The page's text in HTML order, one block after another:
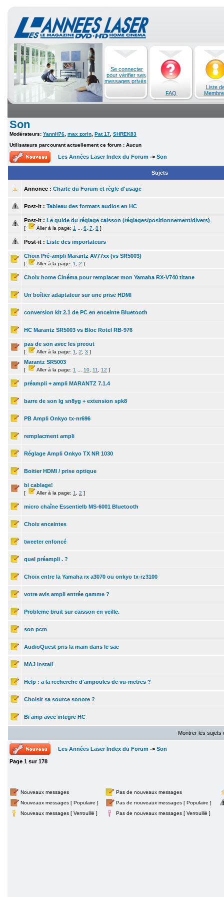
Se connecter
pour vérifier ses
messages privés
FAQ
Liste
Son
Modérateurs: YannH76 max zorin Pat 17 SHREK83
Utilisateurs parcourant actuellement ce forum : Aucun
Les Années Laser Index du Forum -> Son
Sujets
Annonce : Charte du Forum et régle d'usage
Post-it : Tableau des formats audios en HC
Post-it : Le guide du réglage caisson (réglages/positionnement/divers)
[ Aller à la page: 1 6 7 8 ]
Post-it : Liste des importateurs
Choix Pré-ampli Marantz AV77xx (vs SR5003)
[ Aller à la page: 1 2 ]
Choix home Cinéma pour remplacer mon Yamaha RX-V740 titane
Un boîtier adaptateur sur une prise HDMI
conversion kit 2.1 de PC en enceinte Bluetooth
HC Marantz SR5003 vs Bloc Rotel RB-976
pas de son avec les preout
[ Aller à la page: 1 2 3 ]
Marantz SR5003
[ Aller à la page: 1 10 11 12 ]
préampli + ampli MARANTZ 7.1.4
barre de son lg sn8yg + extension spk8
PB Ampli Onkyo tx-nr696
remplacment ampli
Réglage Ampli Onkyo TX NR 1030
Boitier HDMI / prise optique
bi cablage!
[ Aller à la page: 1 2 ]
micro chaîne Essentielb MS-6001 Bluetooth
Choix enceintes
tweeter enfoncé
quel préampli . ?
Choix entre la Yamaha rx a3070 ou onkyo tx-rz3100
votre avis ampli entrée gamme ?
Probleme bruit sur caisson en veille.
son pcm
AudioQuest pris la main dans le sac
MAJ install
Help : a la recherche d'ampoules de vu-metres ?
Choisir sa source sonore ?
Bi amp avec integre HC
Montrer les sujets
Les Années Laser Index du Forum -> Son
Page 1 sur178
Nouveaux messages
Pas de nouveaux messages
Nouveaux messages [ Populaire ]
Pas de nouveaux messages [ Populaire ]
Nouveaux messages [ Verrouillé ]
Pas de nouveaux messages [ Verrouillé ]